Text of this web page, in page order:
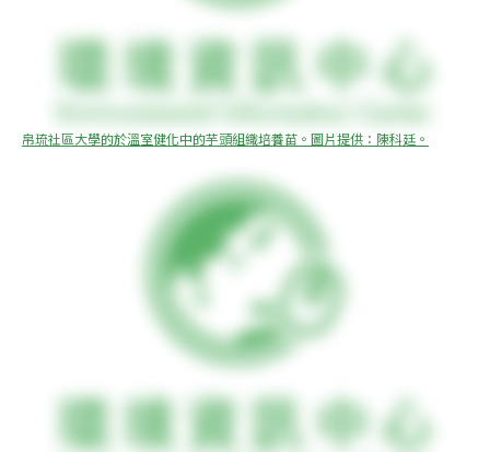
帛琉社區大學的於溫室健化中的芋頭組織培養苗。圖片提供：陳科廷。